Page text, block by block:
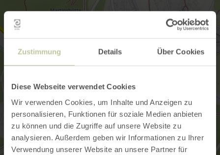
Zustimmung Details Über Cookies
Diese Webseite verwendet Cookies
Wir verwenden Cookies, um Inhalte und Anzeigen zu
personalisieren, Funktionen für soziale Medien anbieten
zu können und die Zugriffe auf unsere Website zu
analysieren. Außerdem geben wir Informationen zu Ihrer
Verwendung unserer Website an unsere Partner für